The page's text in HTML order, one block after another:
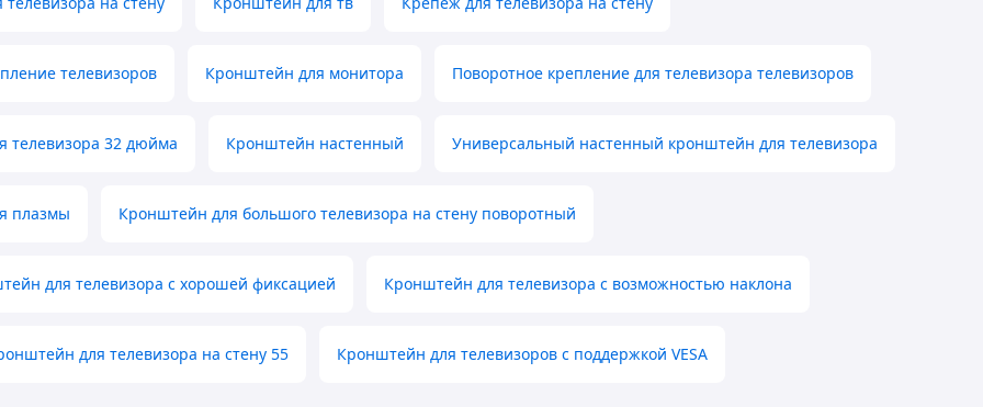
телевизоров Кронштейн для монитора Поворотное крепление для телевизора телевизоров
телевизора 32 дюйма Кронштейн настенный Универсальный настенный кронштейн для телевизора
плазмы Кронштейн для большого телевизора на стену поворотный
для телевизора с хорошей фиксацией Кронштейн для телевизора с возможностью наклона
для телевизора на стену 55 Кронштейн для телевизоров с поддержкой VESA